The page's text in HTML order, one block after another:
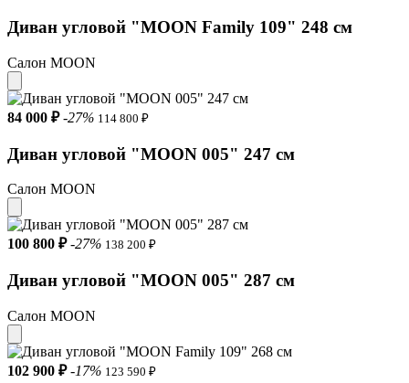
Основание Пружинные змейки
Наполнитель Пенополиуретан (ППУ)
Просвет над полом (клиренс) 7 см
Цвет декора Венге чёрный
Чехол посадочного места Условно-съёмный
Чехол подушек спинки Съёмный
Бельевой короб Входит в комплект
Диван угловой "MOON Family 109" 248 см
Салон MOON
84 000 ₽ -27% 114 800 ₽
Диван угловой "MOON 005" 247 см
Салон MOON
100 800 ₽ -27% 138 200 ₽
Диван угловой "MOON 005" 287 см
Салон MOON
102 900 ₽ -17% 123 590 ₽